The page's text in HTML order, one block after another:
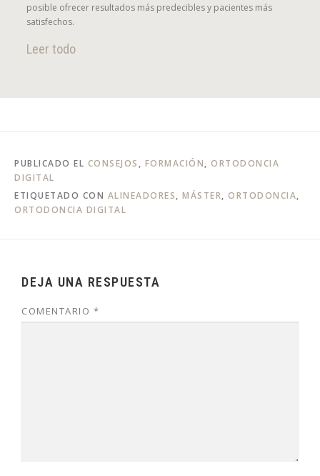
posible ofrecer resultados más predecibles y pacientes más
satisfechos.
Leer todo
PUBLICADO EL CONSEJOS , FORMACIÓN, ORTODONCIA
DIGITAL
ETIQUETADO CON ALINEADORES, MÁSTER, ORTODONCIA,
ORTODONCIA DIGITAL
DEJA UNA RESPUESTA
COMENTARIO *